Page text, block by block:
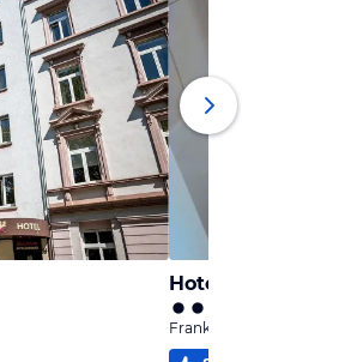
Hotel Royal
Frankfurt am Main,